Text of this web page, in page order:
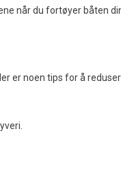
når du fortøyer båten
er noen tips for å